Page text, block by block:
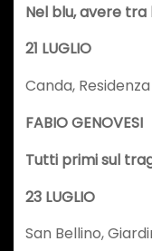
Nel blu, avere
21 LUGLIO
Canda,
FABIO GENOVESI
Tutti primi sul
23 LUGLIO
San Bellino,